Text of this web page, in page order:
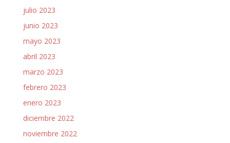
julio 2023
junio 2023
mayo 2023
abril 2023
marzo 2023
febrero 2023
enero 2023
diciembre 2022
noviembre 2022